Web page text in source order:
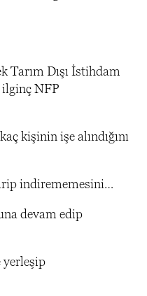
Tarım Dışı İstihdam
ilginç NFP
kişinin işe alındığını
indirememesini…
devam edip
yerleşip